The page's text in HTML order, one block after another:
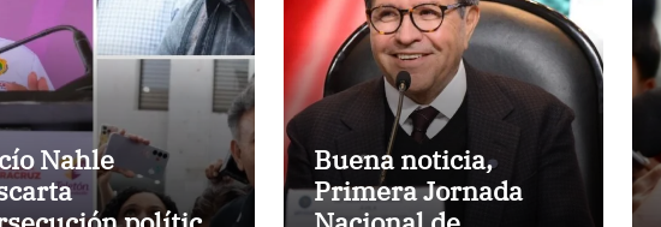
Nahle
Buena noticia,
Primera Jornada